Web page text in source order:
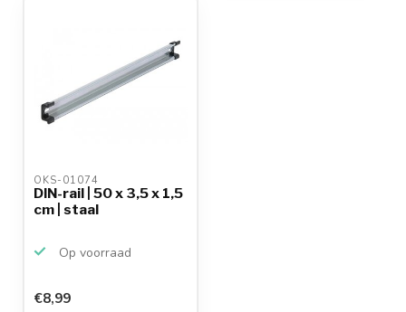
OKS-01074
DIN-rail | 50 x 3,5 x 1,5
cm | staal
Op voorraad
€8,99